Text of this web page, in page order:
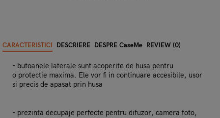
CARACTERISTICI DESCRIERE DESPRE CaseMe REVIEW (0)
- butoanele laterale sunt acoperite de husa pentru
o protectie maxima. Ele vor fi in continuare accesibile, usor
si precis de apasat prin husa
- prezinta decupaje perfecte pentru difuzor, camera foto,